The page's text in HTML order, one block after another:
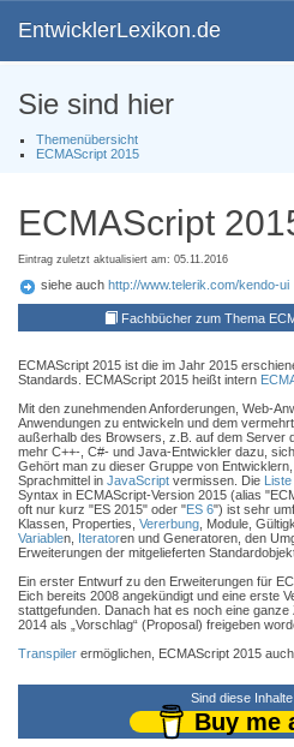
EntwicklerLexikon.de
Sie sind hier
Themenübersicht
ECMAScript 2015
ECMAScript
Eintrag zuletzt aktualisiert am: 05.11.2016
siehe auch http://www.telerik.com/kendo-ui
Fachbücher zum Thema
ECMAScript 2015 ist die im Jahr 2015
Standards. ECMAScript 2015 heißt intern
Mit den zunehmenden Anforderungen, Web-
Anwendungen zu entwickeln und dem
außerhalb des Browsers, z.B. auf dem Server
mehr C++-, C#- und Java-Entwickler dazu,
Gehört man zu dieser Gruppe von
Sprachmittel in JavaScript vermissen. Die Liste
Syntax in ECMAScript-Version 2015 (alias
oft nur kurz "ES 2015" oder "ES 6") ist sehr
Klassen, Properties, Vererbung , Module,
Variablen, Iteratoren und Generatoren, den
Erweiterungen der mitgelieferten
Ein erster Entwurf zu den Erweiterungen für
Eich bereits 2008 angekündigt und eine erste
stattgefunden. Danach hat es noch eine
2014 als „Vorschlag“ (Proposal) freigeben
Transpiler ermöglichen, ECMAScript 2015
Sind diese
Buy me